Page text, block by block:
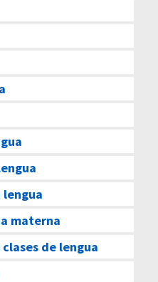
lengua
materna
clases de lengua